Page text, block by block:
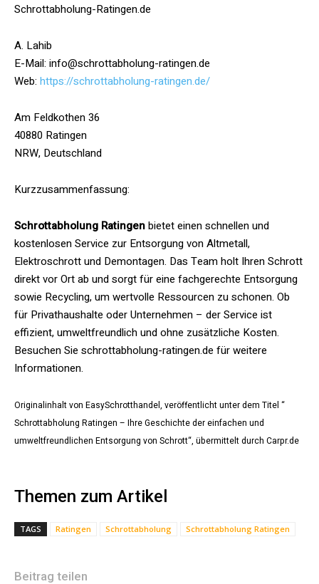
Schrottabholung-Ratingen.de
A. Lahib
E-Mail: info@schrottabholung-ratingen.de
Web: https://schrottabholung-ratingen.de/
Am Feldkothen 36
40880 Ratingen
NRW, Deutschland
Kurzzusammenfassung:
Schrottabholung Ratingenbietet einen schnellen und
kostenlosen Service zur Entsorgung von Altmetall,
Elektroschrott und Demontagen. Das Team holt Ihren Schrott
direkt vor Ort ab und sorgt für eine fachgerechte Entsorgung
sowie Recycling, um wertvolle Ressourcen zu schonen. Ob
für Privathaushalte oder Unternehmen – der Service ist
effizient, umweltfreundlich und ohne zusätzliche Kosten.
Besuchen Sie schrottabholung-ratingen.de für weitere
Informationen.
Originalinhalt von EasySchrotthandel, veröffentlicht unter dem Titel “
Schrottabholung Ratingen – Ihre Geschichte der einfachen und
umweltfreundlichen Entsorgung von Schrott“, übermittelt durch Carpr.de
Themen zum Artikel
TAGS Ratingen Schrottabholung Schrottabholung Ratingen
Beitrag teilen